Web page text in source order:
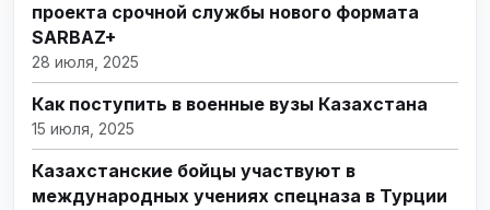
проекта срочной службы нового формата
SARBAZ+
28 июля, 2025
Как поступить в военные вузы Казахстана
15 июля, 2025
Казахстанские бойцы участвуют в
международных учениях спецназа в Турции